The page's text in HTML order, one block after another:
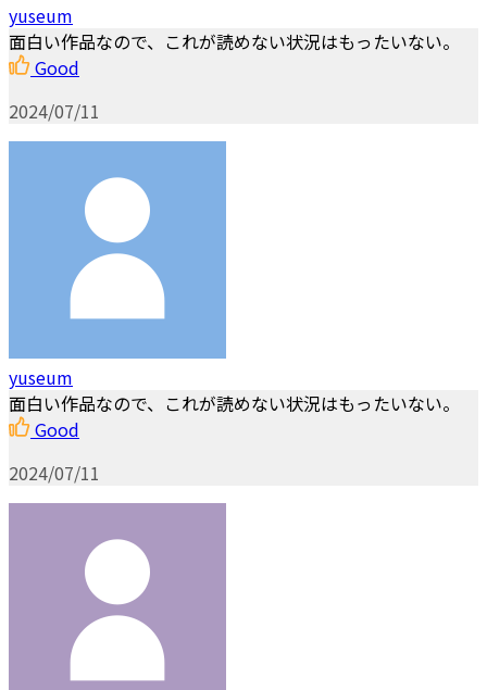
yuseum
面白い作品なので、これが読めない状況はもったいない。
Good
2024/07/11
yuseum
面白い作品なので、これが読めない状況はもったいない。
Good
2024/07/11